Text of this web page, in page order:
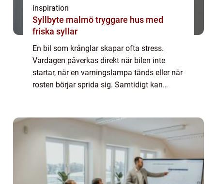
inspiration
Syllbyte malmö tryggare hus med
friska syllar
En bil som krånglar skapar ofta stress.
Vardagen påverkas direkt när bilen inte
startar, när en varningslampa tänds eller när
rosten börjar sprida sig. Samtidigt kan